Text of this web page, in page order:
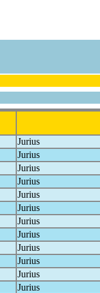
Jurius
Jurius
Jurius
Jurius
Jurius
Jurius
Jurius
Jurius
Jurius
Jurius
Jurius
Jurius